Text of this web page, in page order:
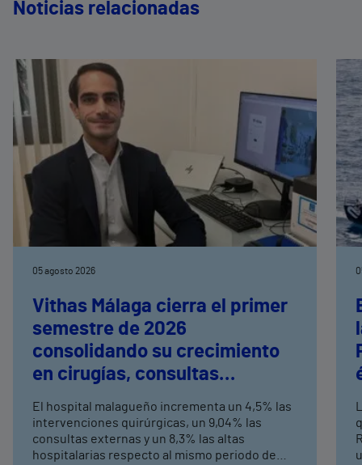
Noticias relacionadas
05 agosto 2026
Vithas Málaga cierra el primer
semestre de 2026
consolidando su crecimiento
en cirugías, consultas
El hospital malagueño incrementa un 4,5% las
intervenciones quirúrgicas, un 9,04% las
consultas externas y un 8,3% las altas
hospitalarias respecto al mismo periodo de